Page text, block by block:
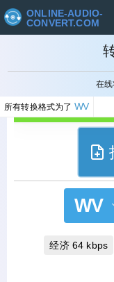
ONLINE-AUDIO-
CONVERT.COM
在线
所有转换格式为了 WV
WV
经济 64 kbps